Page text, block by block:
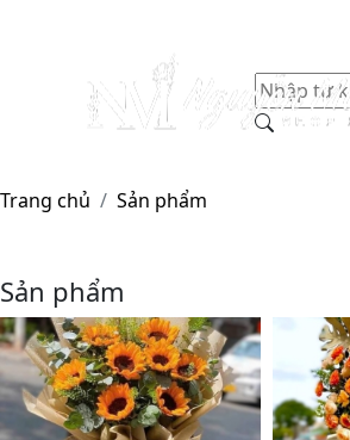
Trang chủ Sản phẩm
Sản phẩm